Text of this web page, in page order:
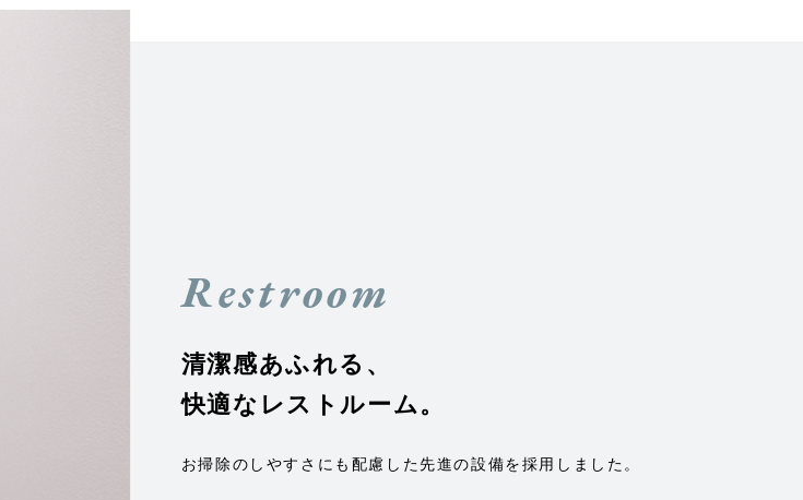
Restroom
清潔感あふれる、
快適なレストルーム。
お掃除のしやすさにも配慮した先進の設備を採用しました。